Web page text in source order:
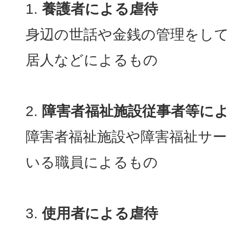
養護者による虐待
身辺の世話や金銭の管理をし
居人などによるもの
障害者福祉施設従事者等に
障害者福祉施設や障害福祉サ
いる職員によるもの
使用者による虐待